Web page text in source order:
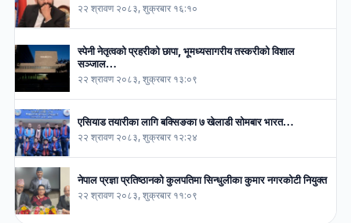
२२ श्रावण २०८३, शुक्रबार १६:१०
स्पेनी नेतृत्वको प्रहरीको छापा, भूमध्यसागरीय तस्करीको विशाल
सञ्जाल…
२२ श्रावण २०८३, शुक्रबार १३:०९
एसियाड तयारीका लागि बक्सिङका ७ खेलाडी सोमबार भारत…
२२ श्रावण २०८३, शुक्रबार १२:२४
नेपाल प्रज्ञा प्रतिष्ठानको कुलपतिमा सिन्धुलीका कुमार नगरकोटी नियुक्त
२२ श्रावण २०८३, शुक्रबार ११:०९